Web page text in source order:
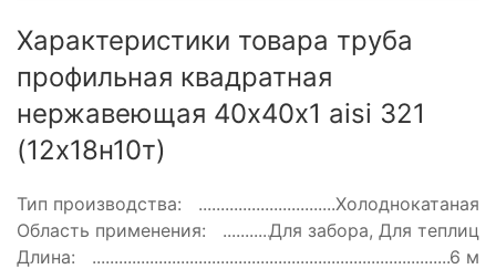
Характеристики товара труба
профильная квадратная
нержавеющая 40х40х1 aisi 321
(12х18н10т)
Тип производства:
Холоднокатаная
Область применения:
Для забора, Для теплиц
Длина:
6 м